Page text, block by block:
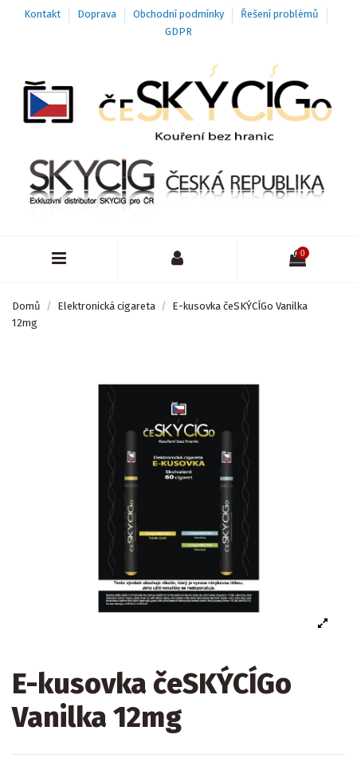
Kontakt Doprava Obchodní podmínky
Řešení problémů
GDPR
0
Domů Elektronická cigareta
E-kusovka čeSKÝCÍGo Vanilka
12mg
E-kusovka čeSKÝCÍGo
Vanilka 12mg